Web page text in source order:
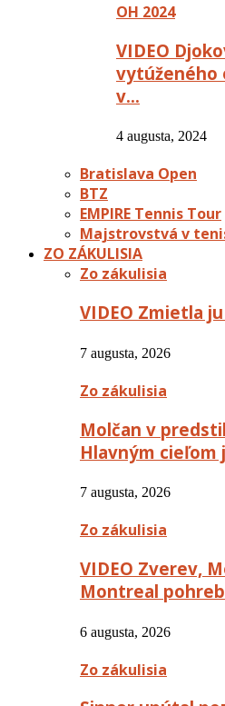
OH 2024
VIDEO
vytúženého
v…
4 augusta, 2024
Bratislava Open
BTZ
EMPIRE Tennis Tour
Majstrovstvá v
ZO ZÁKULISIA
Zo zákulisia
VIDEO Zmietla
7 augusta, 2026
Zo zákulisia
Molčan v
Hlavným cieľom
7 augusta, 2026
Zo zákulisia
VIDEO Zverev,
Montreal
6 augusta, 2026
Zo zákulisia